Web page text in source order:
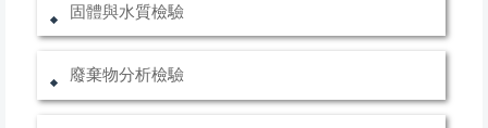
固體與水質檢驗
廢棄物分析檢驗